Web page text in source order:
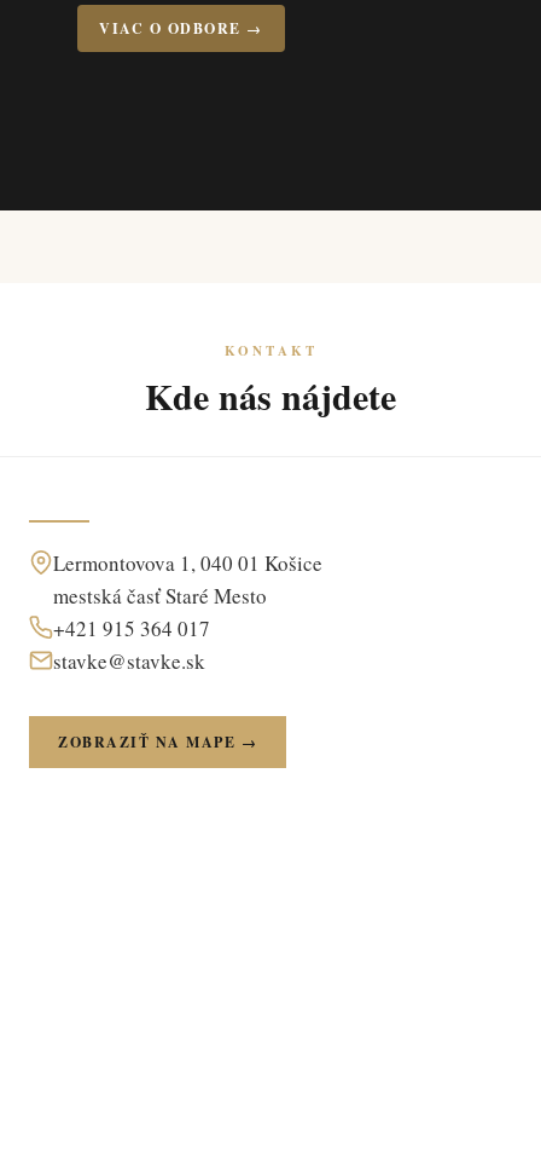
VIAC O ODBORE →
KONTAKT
Kde nás nájdete
Lermontovova 1, 040 01 Košice
mestská časť Staré Mesto
+421 915 364 017
stavke@stavke.sk
ZOBRAZIŤ NA MAPE →